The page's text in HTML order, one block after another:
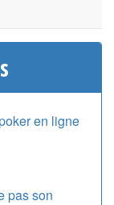
en ligne
pas son